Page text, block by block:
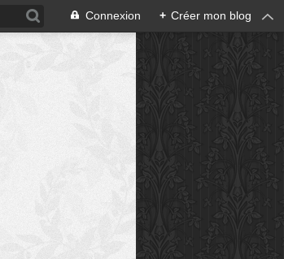
Connexion + Créer mon blog